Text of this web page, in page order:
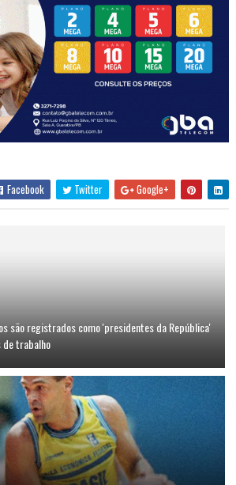
Facebook Twitter Google+
são registrados como 'presidentes da República'
trabalho